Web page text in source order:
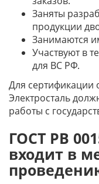
Заняты
продукции
Занимаются
Участвуют в
для ВС РФ.
Для сертификации
Электросталь
работы с
ГОСТ РВ
входит в